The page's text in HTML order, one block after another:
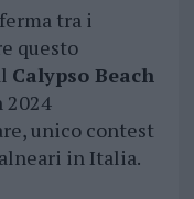
tra i
questo
Calypso Beach
2024
unico contest
in Italia.